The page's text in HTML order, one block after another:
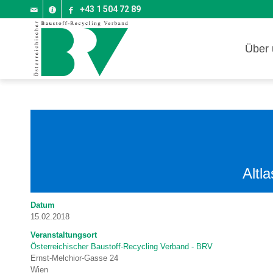
+43 1 504 72 89
Über
Datum
15.02.2018
Veranstaltungsort
Österreichischer Baustoff-Recycling Verband - BRV
Ernst-Melchior-Gasse 24
Wien